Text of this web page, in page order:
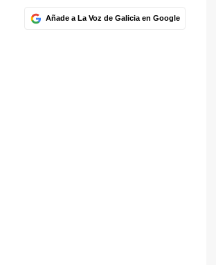
Añade a La Voz de Galicia en Google